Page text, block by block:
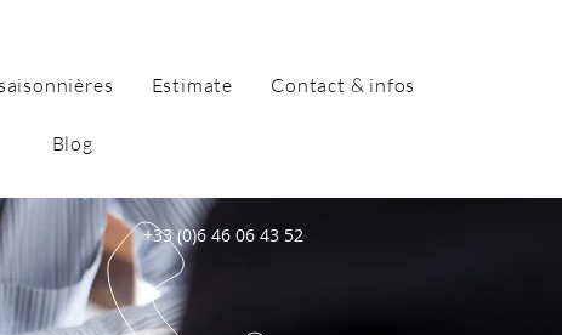
Estimate Contact & infos
Blog
+33 (0)6 46 06 43 52